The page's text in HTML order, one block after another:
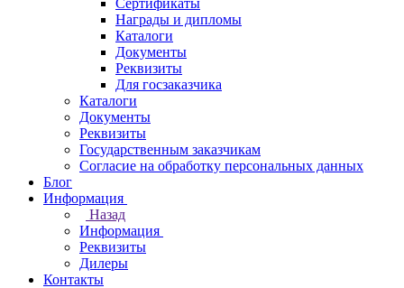
Сертификаты
Награды и дипломы
Каталоги
Документы
Реквизиты
Для госзаказчика
Каталоги
Документы
Реквизиты
Государственным заказчикам
Согласие на обработку персональных данных
Блог
Информация
Назад
Информация
Реквизиты
Дилеры
Контакты